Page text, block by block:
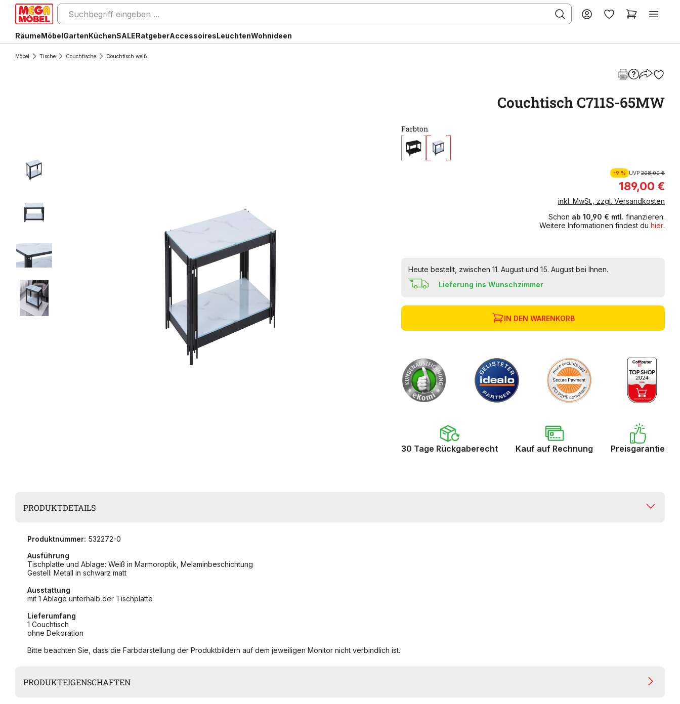
RäumeMöbelGartenKüchenSALERatgeberAccessoiresLeuchtenWohnideen
Möbel Tische Couchtische Couchtisch weiß
Couchtisch C711S-65MW
Farbton
-9 % UVP 208,00 €
189,00 €
inkl. MwSt., zzgl. Versandkosten
Schon ab 10,90 € mtl. finanzieren.
Weitere Informationen findest du hier.
Heute bestellt, zwischen 11. August und 15. August bei Ihnen.
Lieferung ins Wunschzimmer
IN DEN WARENKORB
30 Tage Rückgaberecht Kauf auf Rechnung Preisgarantie
PRODUKTDETAILS
Produktnummer: 532272-0
Ausführung
Tischplatte und Ablage: Weiß in Marmoroptik, Melaminbeschichtung
Gestell: Metall in schwarz matt
Ausstattung
mit 1 Ablage unterhalb der Tischplatte
Lieferumfang
1 Couchtisch
ohne Dekoration
Bitte beachten Sie, dass die Farbdarstellung der Produktbildern auf dem jeweiligen Monitor nicht verbindlich ist.
PRODUKTEIGENSCHAFTEN